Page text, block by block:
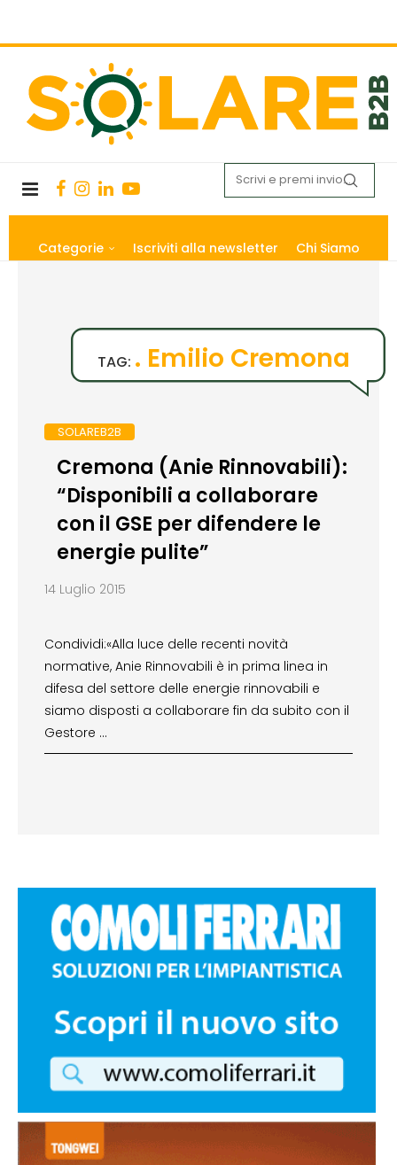
Categorie Iscriviti alla newsletter Chi Siamo
TAG: . Emilio Cremona
SOLAREB2B
Cremona (Anie Rinnovabili):
“Disponibili a collaborare
con il GSE per difendere le
energie pulite”
14 Luglio 2015
Condividi:«Alla luce delle recenti novità
normative, Anie Rinnovabili è in prima linea in
difesa del settore delle energie rinnovabili e
siamo disposti a collaborare fin da subito con il
Gestore …